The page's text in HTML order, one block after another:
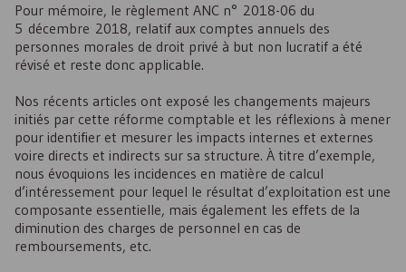
Pour mémoire, le règlement ANC n° 2018-06 du
5 décembre 2018, relatif aux comptes annuels des
personnes morales de droit privé à but non lucratif a été
révisé et reste donc applicable.
Nos récents articles ont exposé les changements majeurs
initiés par cette réforme comptable et les réflexions à mener
pour identifier et mesurer les impacts internes et externes
voire directs et indirects sur sa structure. À titre d’exemple,
nous évoquions les incidences en matière de calcul
d’intéressement pour lequel le résultat d’exploitation est une
composante essentielle, mais également les effets de la
diminution des charges de personnel en cas de
remboursements, etc.